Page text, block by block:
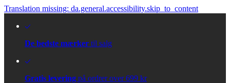
Translation missing: da.general.accessibility.skip_to_content
De bedste mærker til salg
Gratis levering på ordrer over 699 kr